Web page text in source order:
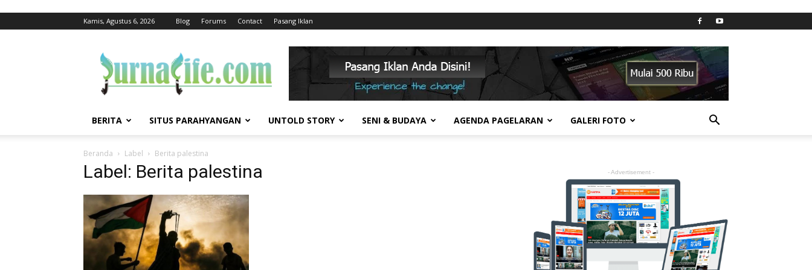
Kamis, Agustus 6, 2026 Blog Forums Contact Pasang Iklan
BERITA SITUS PARAHYANGAN UNTOLD STORY SENI & BUDAYA AGENDA PAGELARAN GALERI FOTO
Beranda Label Berita palestina
Label: Berita palestina - Advertisement -